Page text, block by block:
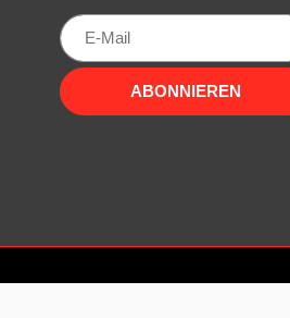
Newsletter
ABONNIEREN